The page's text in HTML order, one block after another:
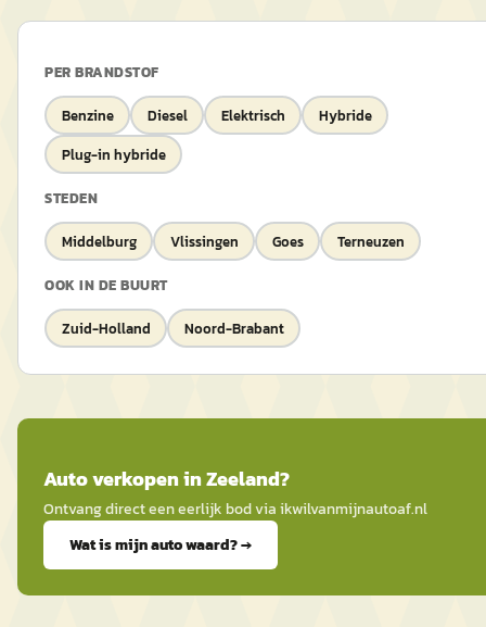
PER BRANDSTOF
Benzine Diesel Elektrisch
Hybride
Plug-in hybride
STEDEN
Middelburg Vlissingen Goes Terneuzen
OOK IN DE BUURT
Zuid-Holland Noord-Brabant
Autoverkopen inZeeland?
Ontvang direct een eerlijk bod viaikwilvanmijnautoaf.nl
Wat is mijn auto waard? →